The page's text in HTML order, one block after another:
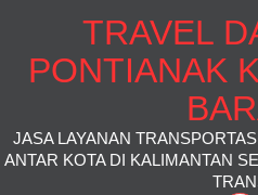
TRAVEL
PONTIANAK
JASA LAYANAN
ANTAR KOTA DI KALIMANTAN